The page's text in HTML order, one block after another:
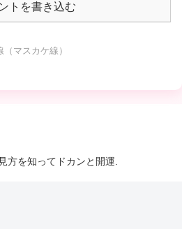
トを書き込む
（マスカケ線）
方を知ってドカンと開運.